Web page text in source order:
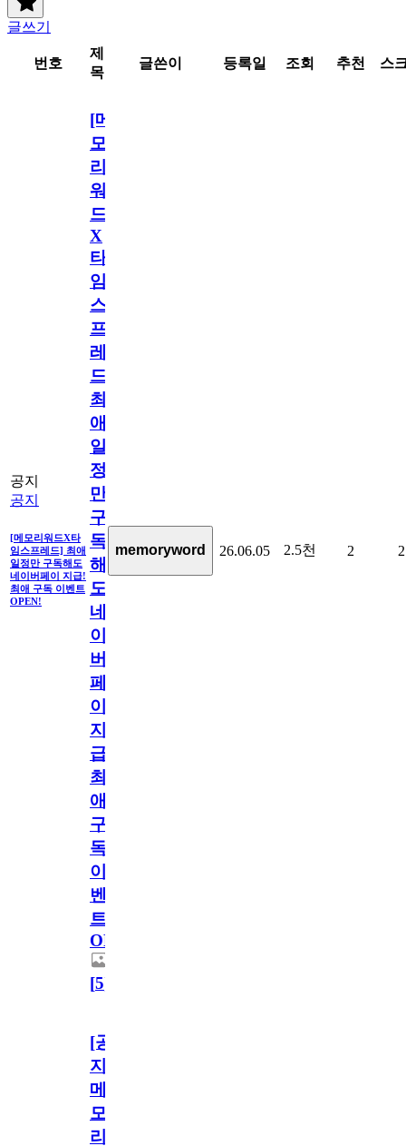
글쓰기
번호
제
목
글쓴이 등록일 조회 추천 스
공지
공지
[메모리워드X타
임스프레드] 최애
일정만 구독해도
네이버페이 지급!
최애 구독 이벤트
OPEN!
[메
모
리
워
드
X
타
임
스
프
레
드]
최
애
일
정
만
구
독
해
도
네
이
버
페
이
지
급!
최
애
구
독
이
벤
트
OPEN!
[5]
memoryword 26.06.05 2.5천 2 2
[공
지]
메
모
리